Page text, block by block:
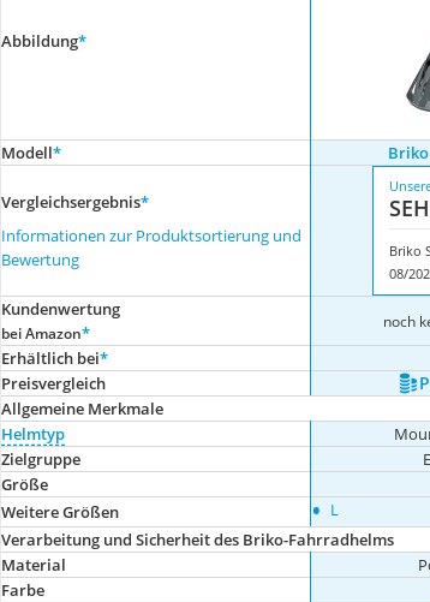
Abbildung*
Modell* Briko
Vergleichsergebnis*
Informationen zur Produktsortierung und
Bewertung
Briko
08/
Kundenwertung
bei Amazon*
noch
Erhältlich bei*
Preis­vergleich
Allgemeine Merkmale
Helmtyp
Zielgruppe
Größe
Weitere Größen
• L
Verarbeitung und Sicherheit des Briko-Fahrradhelms
Material
Farbe